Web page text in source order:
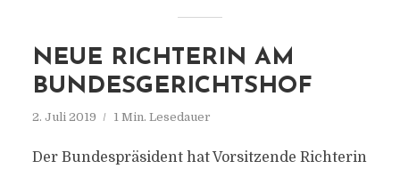
NEUE RICHTERIN AM
BUNDESGERICHTSHOF
2. Juli 2019 1 Min. Lesedauer
Der Bundespräsident hat Vorsitzende Richterin